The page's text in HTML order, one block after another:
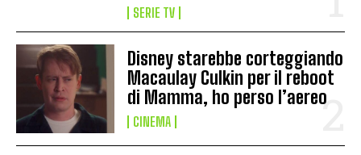
SERIE TV
Disney starebbe corteggiando
Macaulay Culkin per il reboot
di Mamma, ho perso l’aereo
CINEMA